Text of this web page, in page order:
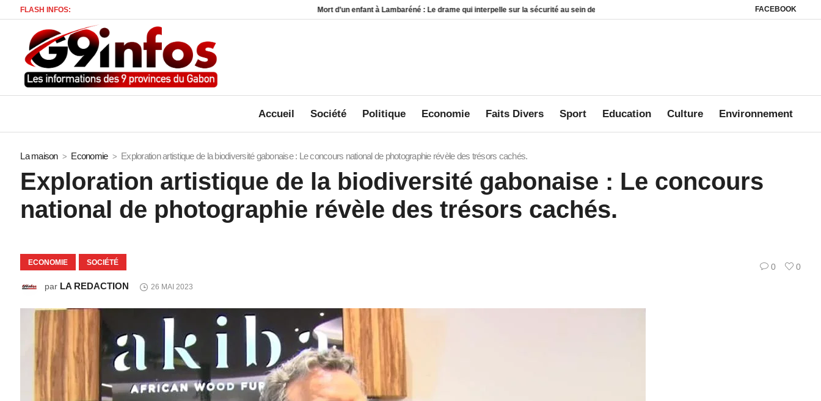
FACEBOOK
FLASH INFOS: Mort d’un enfant à Lambaréné : Le drame qui interpelle sur la sécurité au sein des foyers Affaire Mbanié : Ali Akbar Onanga Y’Obegue estime que le Gabon
Accueil Société Politique Economie Faits Divers Sport Education Culture Environnement
La maison Economie Exploration artistique de la biodiversité gabonaise : Le concours national de photographie révèle des trésors cachés.
Exploration artistique de la biodiversité gabonaise : Le concours
national de photographie révèle des trésors cachés.
ECONOMIE SOCIÉTÉ 0 0
par LA REDACTION 26 MAI 2023